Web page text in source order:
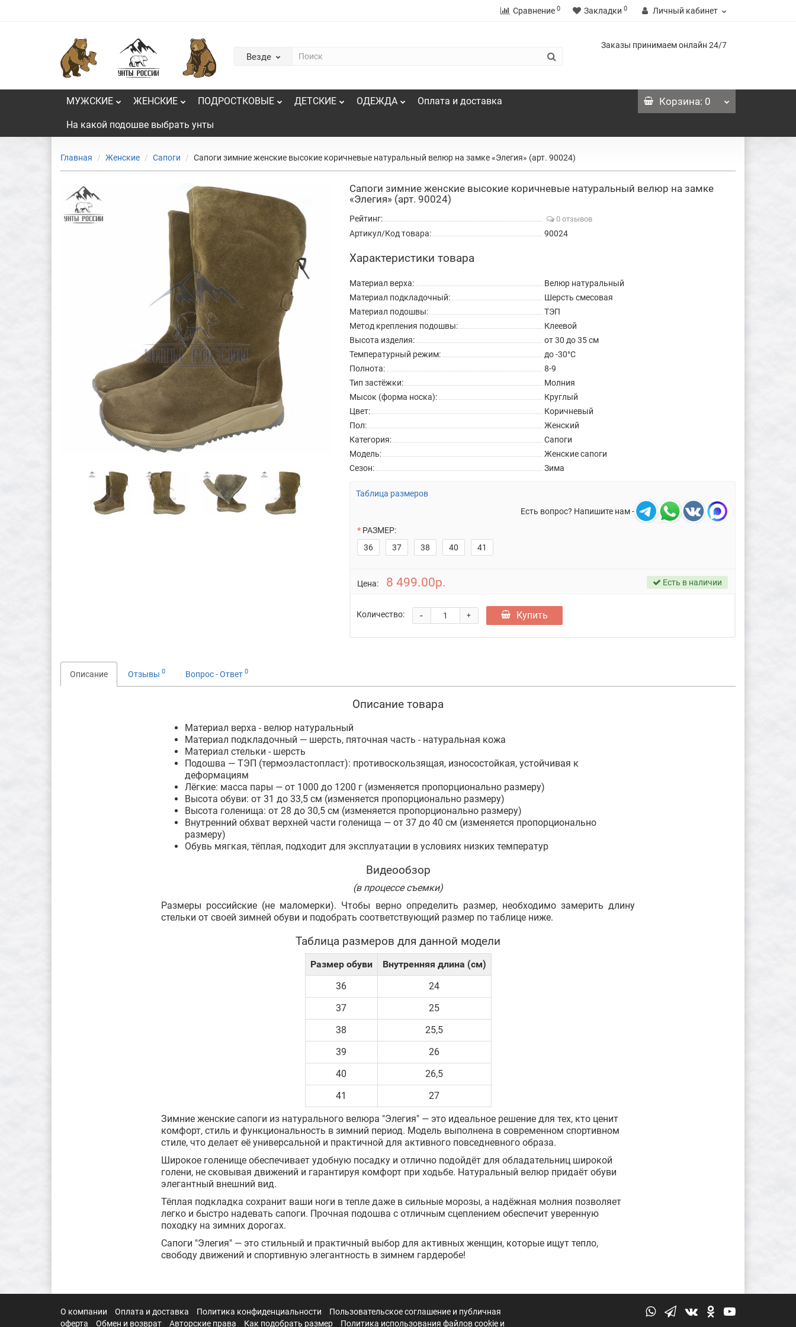
Сравнение 0 Закладки 0 Личный кабинет
Везде
Заказы принимаем онлайн 24/7
МУЖСКИЕ ЖЕНСКИЕ ПОДРОСТКОВЫЕ ДЕТСКИЕ ОДЕЖДА Оплата и доставка
На какой подошве выбрать унты
Корзина: 0
Главная Женские Сапоги Сапоги зимние женские высокие коричневые натуральный велюр на замке «Элегия» (арт. 90024)
Сапоги зимние женские высокие коричневые натуральный велюр на замке
«Элегия» (арт. 90024)
Рейтинг: 0 отзывов
Артикул/Код товара: 90024
Характеристики товара
Материал верха:
Велюр натуральный
Материал подкладочный:
Шерсть смесовая
Материал подошвы:
ТЭП
Метод крепления подошвы:
Клеевой
Высота изделия:
от 30 до 35 см
Температурный режим:
до -30°C
Полнота:
8-9
Тип застёжки:
Молния
Мысок (форма носка):
Круглый
Цвет:
Коричневый
Пол:
Женский
Категория:
Сапоги
Модель:
Женские сапоги
Сезон:
Зима
Таблица размеров
Есть вопрос? Напишите нам -
РАЗМЕР:
36
37 38 40 41
Цена: 8 499.00р. Есть в наличии
Количество: +
- Купить
Описание Отзывы 0 Вопрос - Ответ 0
Описание товара
Материал верха - велюр натуральный
Материал подкладочный — шерсть, пяточная часть - натуральная кожа
Материал стельки - шерсть
Подошва — ТЭП (термоэластопласт): противоскользящая, износостойкая, устойчивая к
деформациям
Лёгкие: масса пары — от 1000 до 1200 г (изменяется пропорционально размеру)
Высота обуви: от 31 до 33,5 см (изменяется пропорционально размеру)
Высота голенища: от 28 до 30,5 см (изменяется пропорционально размеру)
Внутренний обхват верхней части голенища — от 37 до 40 см (изменяется пропорционально
размеру)
Обувь мягкая, тёплая, подходит для эксплуатации в условиях низких температур
Видеообзор
(в процессе съемки)
Размеры российские (не маломерки). Чтобы верно определить размер, необходимо замерить длину
стельки от своей зимней обуви и подобрать соответствующий размер по таблице ниже.
Таблица размеров для данной модели
Размер обуви
Внутренняя длина (см)
36
24
37
25
38
25,5
39
26
40
26,5
41
27
Зимние женские сапоги из натурального велюра "Элегия" — это идеальное решение для тех, кто ценит
комфорт, стиль и функциональность в зимний период. Модель выполнена в современном спортивном
стиле, что делает её универсальной и практичной для активного повседневного образа.
Широкое голенище обеспечивает удобную посадку и отлично подойдёт для обладательниц широкой
голени, не сковывая движений и гарантируя комфорт при ходьбе. Натуральный велюр придаёт обуви
элегантный внешний вид.
Тёплая подкладка сохранит ваши ноги в тепле даже в сильные морозы, а надёжная молния позволяет
легко и быстро надевать сапоги. Прочная подошва с отличным сцеплением обеспечит уверенную
походку на зимних дорогах.
Сапоги "Элегия" — это стильный и практичный выбор для активных женщин, которые ищут тепло,
свободу движений и спортивную элегантность в зимнем гардеробе!
О компании Оплата и доставка Политика конфиденциальности
Пользовательское соглашение и публичная
оферта
Обмен и возврат Авторские права Как подобрать размер Политика использования файлов cookie и